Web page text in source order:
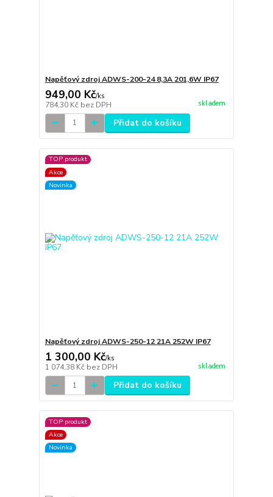
Napěťový zdroj ADWS-200-24 8,3A 201,6W IP67
949,00 Kč/ks
784,30 Kč bez DPH skladem
Přidat do košíku
TOP produkt
Akce
Novinka
Napěťový zdroj ADWS-250-12 21A 252W IP67
1 300,00 Kč/ks
1 074,38 Kč bez DPH skladem
Přidat do košíku
TOP produkt
Akce
Novinka